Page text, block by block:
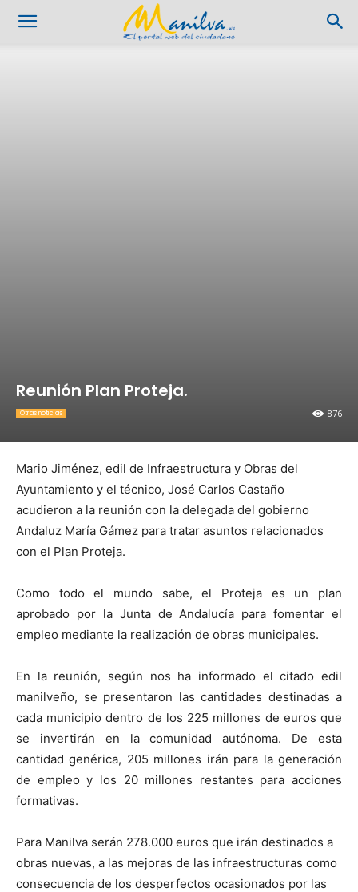
Reunión Plan Proteja.
876
Otras noticias
Mario Jiménez, edil de Infraestructura y Obras del
Ayuntamiento y el técnico, José Carlos Castaño
acudieron a la reunión con la delegada del gobierno
Andaluz María Gámez para tratar asuntos relacionados
con el Plan Proteja.
Como todo el mundo sabe, el Proteja es un plan
aprobado por la Junta de Andalucía para fomentar el
empleo mediante la realización de obras municipales.
En la reunión, según nos ha informado el citado edil
manilveño, se presentaron las cantidades destinadas a
cada municipio dentro de los 225 millones de euros que
se invertirán en la comunidad autónoma. De esta
cantidad genérica, 205 millones irán para la generación
de empleo y los 20 millones restantes para acciones
formativas.
Para Manilva serán 278.000 euros que irán destinados a
obras nuevas, a las mejoras de las infraestructuras como
consecuencia de los desperfectos ocasionados por las